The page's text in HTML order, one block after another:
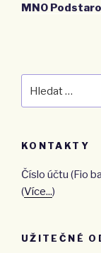
MNO
KONTAKTY
Číslo účtu (Fio
(Více...)
UŽITEČNÉ